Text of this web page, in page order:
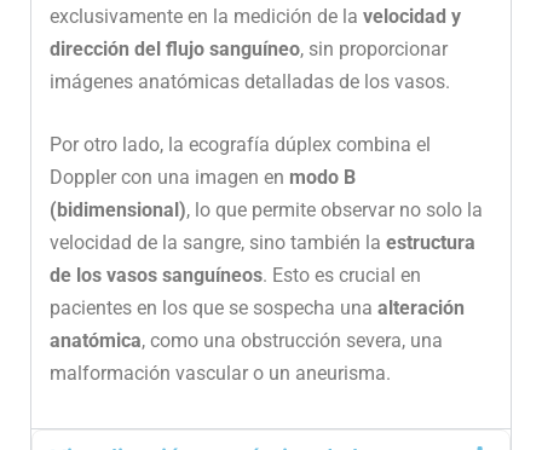
exclusivamente en la medición de la velocidad y
dirección del flujo sanguíneo, sin proporcionar
imágenes anatómicas detalladas de los vasos.
Por otro lado, la ecografía dúplex combina el
Doppler con una imagen en modo B
(bidimensional), lo que permite observar no solo la
velocidad de la sangre, sino también la estructura
de los vasos sanguíneos. Esto es crucial en
pacientes en los que se sospecha una alteración
anatómica, como una obstrucción severa, una
malformación vascular o un aneurisma.